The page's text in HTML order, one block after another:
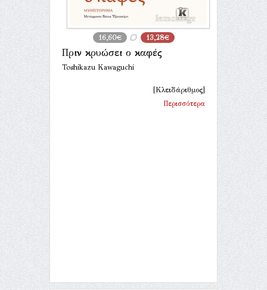
16,60€ 13,28€
Πριν κρυώσει ο καφές
Toshikazu Kawaguchi
[Κλειδάριθμος]
Περισσότερα